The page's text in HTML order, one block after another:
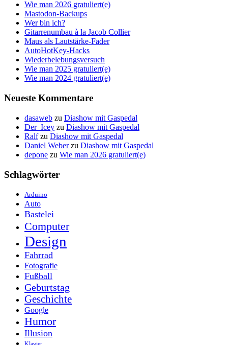
Wie man 2026 gratuliert(e)
Mastodon-Backups
Wer bin ich?
Gitarrenumbau à la Jacob Collier
Maus als Lautstärke-Fader
AutoHotKey-Hacks
Wiederbelebungsversuch
Wie man 2025 gratuliert(e)
Wie man 2024 gratuliert(e)
Neueste Kommentare
dasaweb zu Diashow mit Gaspedal
Der_Icey zu Diashow mit Gaspedal
Ralfzu Diashow mit Gaspedal
Daniel Weberzu Diashow mit Gaspedal
depone zu Wie man 2026 gratuliert(e)
Schlagwörter
Arduino
Auto
Bastelei
Computer
Design
Fahrrad
Fotografie
Fußball
Geburtstag
Geschichte
Google
Humor
Illusion